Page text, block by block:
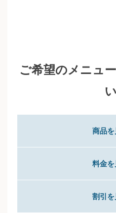
ご希望のメニュ
い
商品を
料金を
割引を